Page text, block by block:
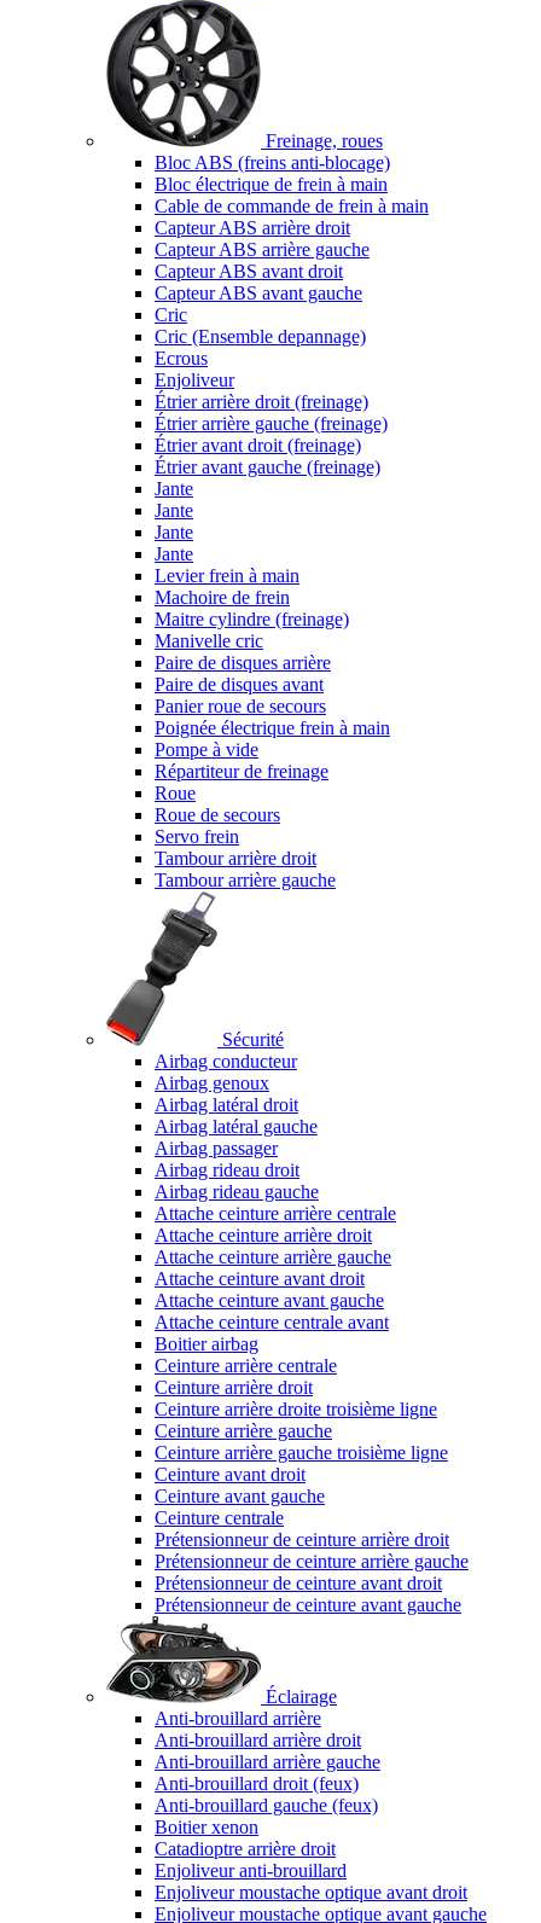
Freinage, roues
Bloc ABS (freins anti-blocage)
Bloc électrique de frein à main
Cable de commande de frein à main
Capteur ABS arrière droit
Capteur ABS arrière gauche
Capteur ABS avant droit
Capteur ABS avant gauche
Cric
Cric (Ensemble depannage)
Ecrous
Enjoliveur
Étrier arrière droit (freinage)
Étrier arrière gauche (freinage)
Étrier avant droit (freinage)
Étrier avant gauche (freinage)
Jante
Jante
Jante
Jante
Levier frein à main
Machoire de frein
Maitre cylindre (freinage)
Manivelle cric
Paire de disques arrière
Paire de disques avant
Panier roue de secours
Poignée électrique frein à main
Pompe à vide
Répartiteur de freinage
Roue
Roue de secours
Servo frein
Tambour arrière droit
Tambour arrière gauche
Sécurité
Airbag conducteur
Airbag genoux
Airbag latéral droit
Airbag latéral gauche
Airbag passager
Airbag rideau droit
Airbag rideau gauche
Attache ceinture arrière centrale
Attache ceinture arrière droit
Attache ceinture arrière gauche
Attache ceinture avant droit
Attache ceinture avant gauche
Attache ceinture centrale avant
Boitier airbag
Ceinture arrière centrale
Ceinture arrière droit
Ceinture arrière droite troisième ligne
Ceinture arrière gauche
Ceinture arrière gauche troisième ligne
Ceinture avant droit
Ceinture avant gauche
Ceinture centrale
Prétensionneur de ceinture arrière droit
Prétensionneur de ceinture arrière gauche
Prétensionneur de ceinture avant droit
Prétensionneur de ceinture avant gauche
Éclairage
Anti-brouillard arrière
Anti-brouillard arrière droit
Anti-brouillard arrière gauche
Anti-brouillard droit (feux)
Anti-brouillard gauche (feux)
Boitier xenon
Catadioptre arrière droit
Enjoliveur anti-brouillard
Enjoliveur moustache optique avant droit
Enjoliveur moustache optique avant gauche